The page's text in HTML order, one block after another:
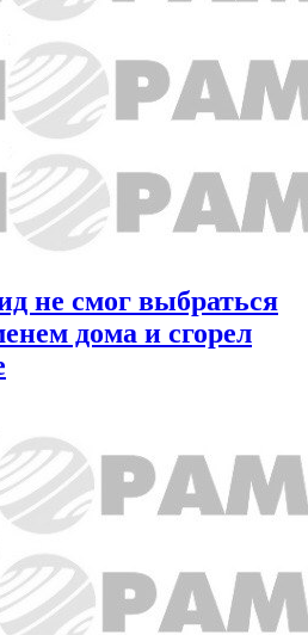
не смог выбраться
дома и сгорел